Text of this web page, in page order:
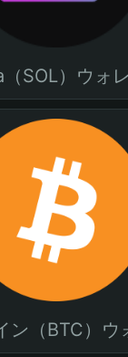
SOL）ウォ
ン（BTC）ウ